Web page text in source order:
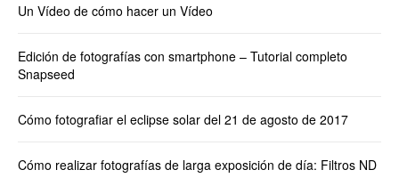
Un Vídeo de cómo hacer un Vídeo
Edición de fotografías con smartphone – Tutorial completo
Snapseed
Cómo fotografiar el eclipse solar del 21 de agosto de 2017
Cómo realizar fotografías de larga exposición de día: Filtros ND